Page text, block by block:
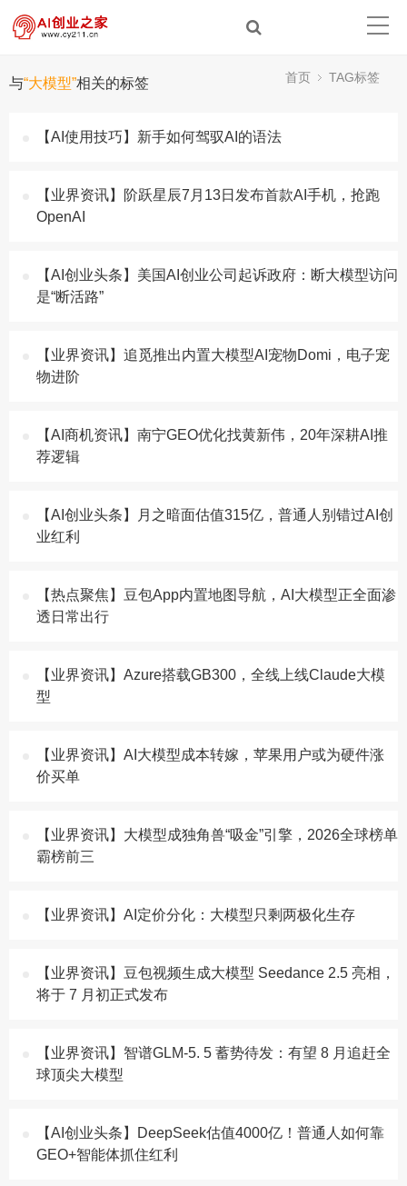
与“大模型”相关的标签 首页 TAG标签
【AI使用技巧】新手如何驾驭AI的语法
【业界资讯】阶跃星辰7月13日发布首款AI手机，抢跑
OpenAI
【AI创业头条】美国AI创业公司起诉政府：断大模型访问
是“断活路”
【业界资讯】追觅推出内置大模型AI宠物Domi，电子宠
物进阶
【AI商机资讯】南宁GEO优化找黄新伟，20年深耕AI推
荐逻辑
【AI创业头条】月之暗面估值315亿，普通人别错过AI创
业红利
【热点聚焦】豆包App内置地图导航，AI大模型正全面渗
透日常出行
【业界资讯】Azure搭载GB300，全线上线Claude大模
型
【业界资讯】AI大模型成本转嫁，苹果用户或为硬件涨
价买单
【业界资讯】大模型成独角兽“吸金”引擎，2026全球榜单
霸榜前三
【业界资讯】AI定价分化：大模型只剩两极化生存
【业界资讯】豆包视频生成大模型 Seedance 2.5 亮相，
将于 7 月初正式发布
【业界资讯】智谱GLM-5. 5 蓄势待发：有望 8 月追赶全
球顶尖大模型
【AI创业头条】DeepSeek估值4000亿！普通人如何靠
GEO+智能体抓住红利